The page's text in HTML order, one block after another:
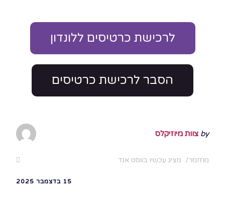
לרכישת כרטיסים ללונדון
הסבר לרכישת כרטיסים
by צוות מיוזיקלס
מחזמר מציג עכשיו בווסט אנד
15 בדצמבר 2025